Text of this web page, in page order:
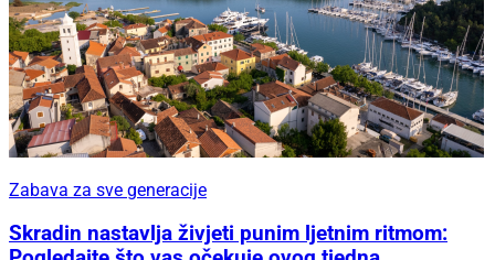
Zabava za sve generacije
Skradin nastavlja živjeti punim ljetnim ritmom: